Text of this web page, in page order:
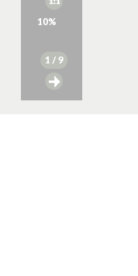
10%
1 / 9